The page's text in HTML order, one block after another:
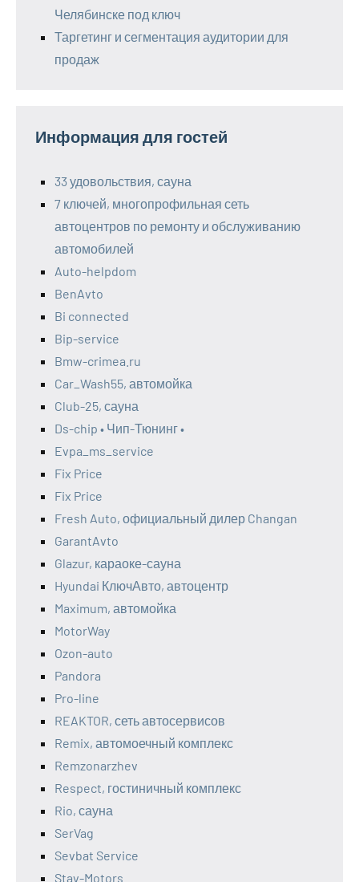
Челябинске под ключ
Таргетинг и сегментация аудитории для
продаж
Информация для гостей
33 удовольствия, сауна
7 ключей, многопрофильная сеть
автоцентров по ремонту и обслуживанию
автомобилей
Auto-helpdom
BenAvto
Bi connected
Bip-service
Bmw-crimea.ru
Car_Wash55, автомойка
Club-25, сауна
Ds-chip • Чип-Тюнинг •
Evpa_ms_service
Fix Price
Fix Price
Fresh Auto, официальный дилер Changan
GarantAvto
Glazur, караоке-сауна
Hyundai КлючАвто, автоцентр
Maximum, автомойка
MotorWay
Ozon-auto
Pandora
Pro-line
REAKTOR, сеть автосервисов
Remix, автомоечный комплекс
Remzonarzhev
Respect, гостиничный комплекс
Rio, сауна
SerVag
Sevbat Service
Stav-Motors